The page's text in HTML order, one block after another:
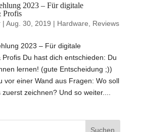
2023 – Für digitale
Profis
| Aug. 30, 2019 | Hardware Reviews
2023 – Für digitale
Du hast dich entschieden: Du
lernen! (gute Entscheidung ;))
vor einer Wand aus Fragen: Wo soll
zeichnen? Und so weiter....